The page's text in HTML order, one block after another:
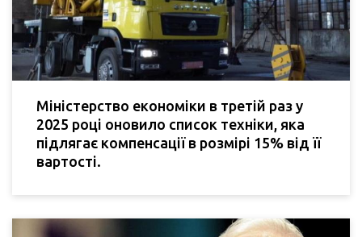
Міністерство економіки в третій раз у
2025 році оновило список техніки, яка
підлягає компенсації в розмірі 15% від її
вартості.